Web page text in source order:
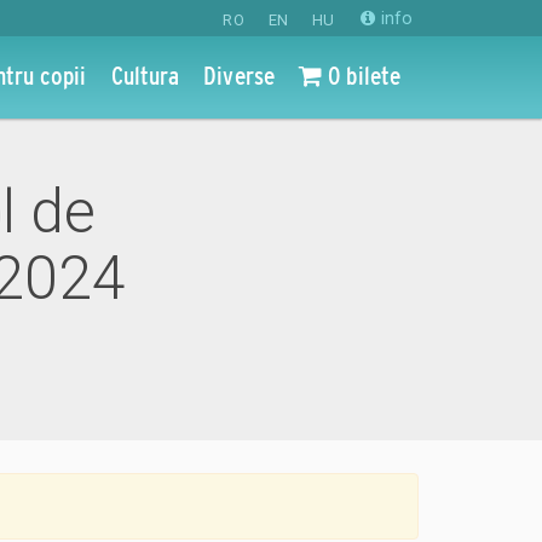
RO EN HU info
copii Cultura Diverse 0 bilete
de